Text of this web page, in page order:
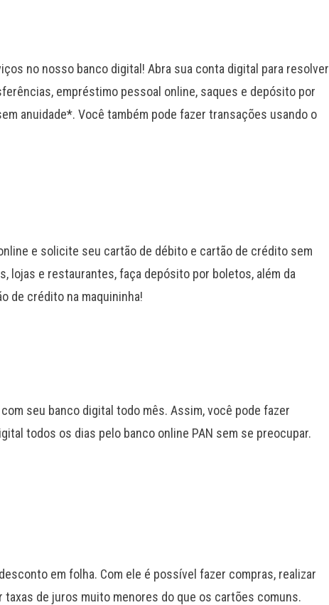
no nosso banco digital! Abra sua conta digital para resolver
empréstimo pessoal online, saques e depósito por
anuidade*. Você também pode fazer transações usando o
e solicite seu cartão de débito e cartão de crédito sem
lojas e restaurantes, faça depósito por boletos, além da
de crédito na maquininha!
seu banco digital todo mês. Assim, você pode fazer
todos os dias pelo banco online PAN sem se preocupar.
em folha. Com ele é possível fazer compras, realizar
de juros muito menores do que os cartões comuns.